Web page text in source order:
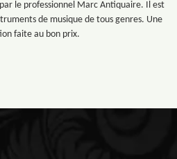
le professionnel Marc Antiquaire. Il est
de musique de tous genres. Une
faite au bon prix.